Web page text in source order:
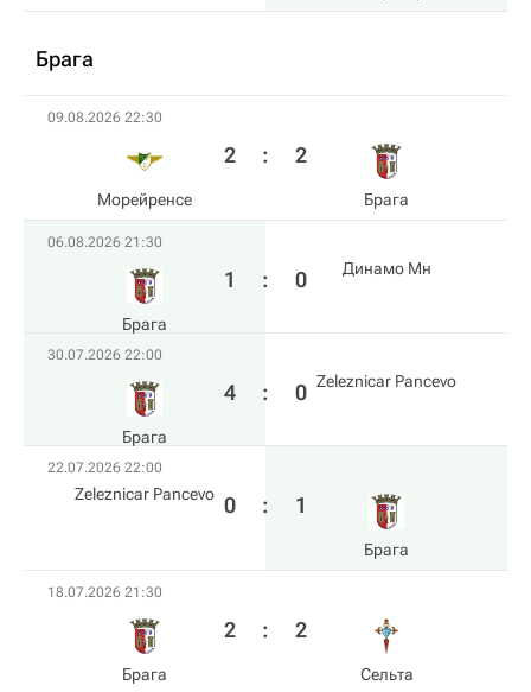
Брага
09.08.2026 22:30
Морейренсе
2 : 2
Брага
06.08.2026 21:30
Брага
1 : 0 Динамо Мн
30.07.2026 22:00
Брага
4 : 0 Zeleznicar Pancevo
22.07.2026 22:00
Zeleznicar Pancevo 0 : 1
Брага
18.07.2026 21:30
Брага
2 : 2
Сельта